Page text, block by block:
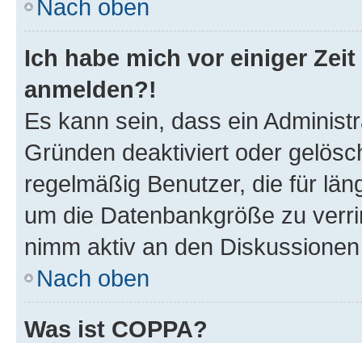
Nach oben
Ich habe mich vor einiger
anmelden?!
Es kann sein, dass ein
Gründen deaktiviert oder
regelmäßig Benutzer, die für
um die Datenbankgröße zu
nimm aktiv an den
Nach oben
Was ist COPPA?